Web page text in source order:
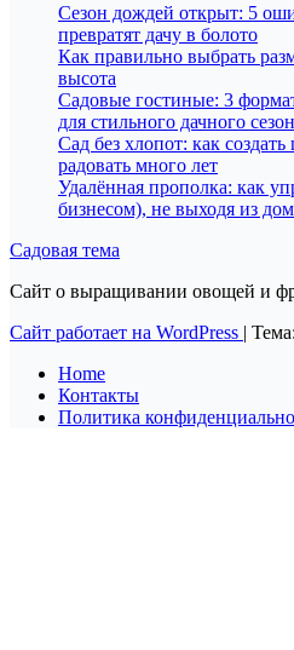
Сезон дождей открыт: 5
превратят дачу в болото
Как правильно выбрать
высота
Садовые гостиные: 3
для стильного дачного
Сад без хлопот: как
радовать много лет
Удалённая прополка: как
бизнесом), не выходя из
Садовая тема
Сайт о выращивании овощей и
Сайт работает на WordPress |
Home
Контакты
Политика